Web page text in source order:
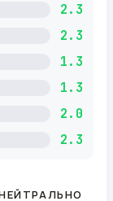
2.3
2.3
1.3
1.3
2.0
2.3